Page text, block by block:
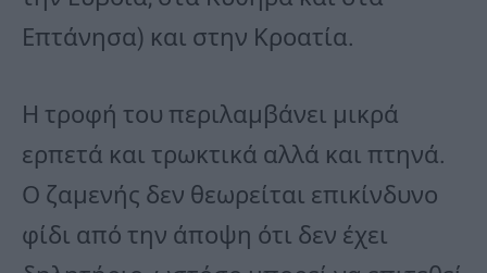
Επτάνησα) και στην Κροατία.
Η τροφή του περιλαμβάνει μικρά
ερπετά και τρωκτικά αλλά και πτηνά.
Ο ζαμενής δεν θεωρείται επικίνδυνο
φίδι από την άποψη ότι δεν έχει